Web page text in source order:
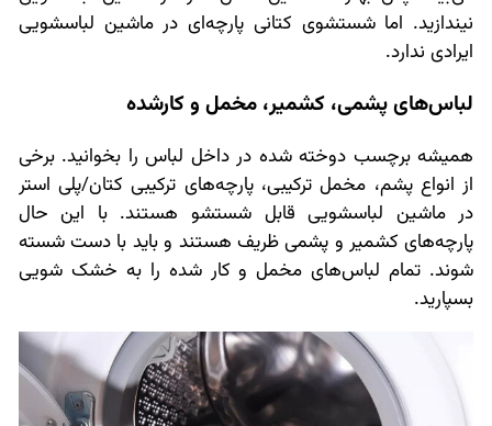
نیندازید. اما شستشوی کتانی پارچه‌ای در ماشین لباسشویی
ایرادی ندارد.
لباس‌های پشمی، کشمیر، مخمل و کارشده
همیشه برچسب دوخته شده در داخل لباس را بخوانید. برخی
از انواع پشم، مخمل ترکیبی، پارچه‌های ترکیبی کتان/پلی استر
در ماشین لباسشویی قابل شستشو هستند. با این حال
پارچه‌های کشمیر و پشمی ظریف هستند و باید با دست شسته
شوند. تمام لباس‌های مخمل و کار شده را به خشک شویی
بسپارید.